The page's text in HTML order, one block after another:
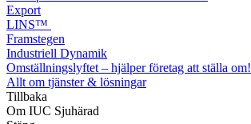
Export
LINS™
Framstegen
Industriell Dynamik
Omställningslyftet – hjälper företag att ställa om!
Allt om tjänster & lösningar
Tillbaka
Om IUC Sjuhärad